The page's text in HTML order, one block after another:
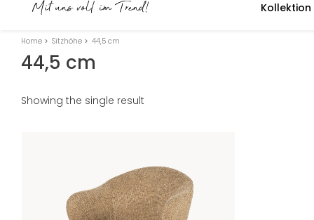
Mit uns voll im Trend! Kollektion
Home > Sitzhöhe > 44,5 cm
44,5 cm
Showing the single result